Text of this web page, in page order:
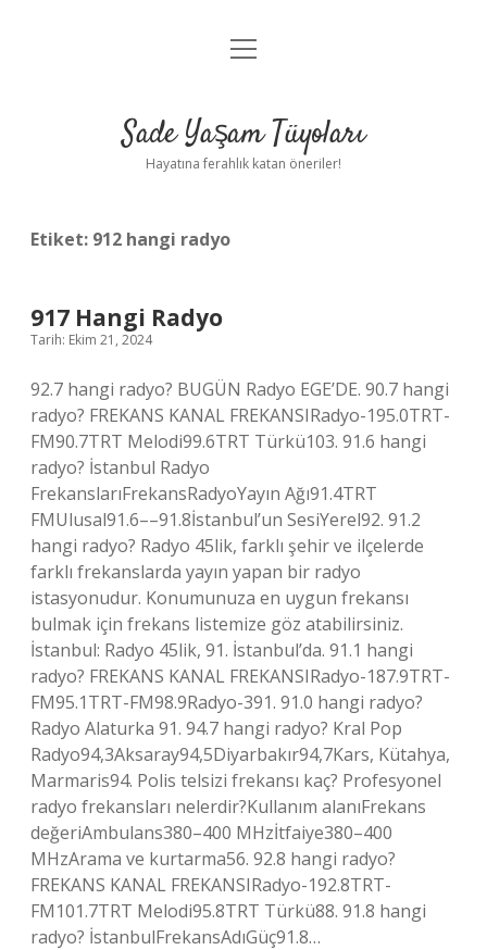
Anasayfa
Yasal Uyarı
menüyü
Sade Yaşam Tüyoları
Hayatına ferahlık katan öneriler!
Etiket: 912 hangi radyo
917 Hangi Radyo
Tarih: Ekim 21, 2024
92.7 hangi radyo? BUGÜN Radyo EGE’DE. 90.7 hangi
radyo? FREKANS KANAL FREKANSIRadyo-195.0TRT-
FM90.7TRT Melodi99.6TRT Türkü103. 91.6 hangi
radyo? İstanbul Radyo
FrekanslarıFrekansRadyoYayın Ağı91.4TRT
FMUlusal91.6––91.8İstanbul’un SesiYerel92. 91.2
hangi radyo? Radyo 45lik, farklı şehir ve ilçelerde
farklı frekanslarda yayın yapan bir radyo
istasyonudur. Konumunuza en uygun frekansı
bulmak için frekans listemize göz atabilirsiniz.
İstanbul: Radyo 45lik, 91. İstanbul’da. 91.1 hangi
radyo? FREKANS KANAL FREKANSIRadyo-187.9TRT-
FM95.1TRT-FM98.9Radyo-391. 91.0 hangi radyo?
Radyo Alaturka 91. 94.7 hangi radyo? Kral Pop
Radyo94,3Aksaray94,5Diyarbakır94,7Kars, Kütahya,
Marmaris94. Polis telsizi frekansı kaç? Profesyonel
radyo frekansları nelerdir?Kullanım alanıFrekans
değeriAmbulans380–400 MHzİtfaiye380–400
MHzArama ve kurtarma56. 92.8 hangi radyo?
FREKANS KANAL FREKANSIRadyo-192.8TRT-
FM101.7TRT Melodi95.8TRT Türkü88. 91.8 hangi
radyo? İstanbulFrekansAdıGüç91.8…